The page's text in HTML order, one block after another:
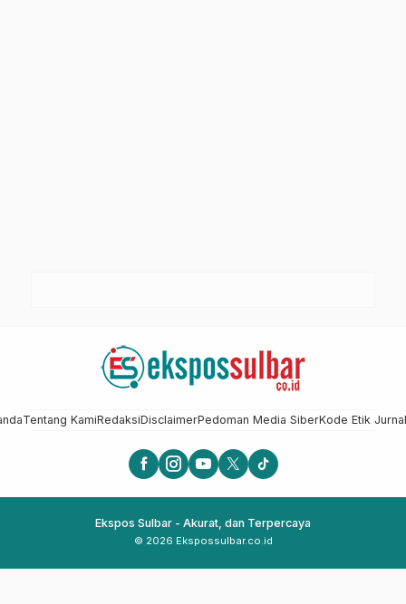
Tentang KamiRedaksiDisclaimerPedoman Media SiberKode Etik
Ekspos Sulbar - Akurat, dan Terpercaya
© 2026 Ekspossulbar.co.id